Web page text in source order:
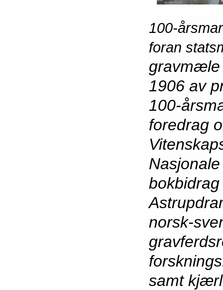
100-
foran
gravmæle
1906 av
100-
foredrag
norsk-
samt